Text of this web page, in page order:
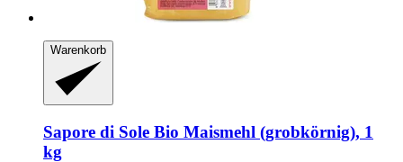
Warenkorb
Sapore di Sole Bio Maismehl (grobkörnig), 1
kg